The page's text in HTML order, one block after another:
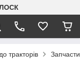
тракторів